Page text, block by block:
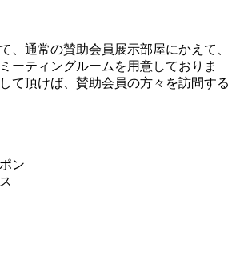
、通常の賛助会員展示部屋にかえて、
ーティングルームを用意しておりま
て頂けば、賛助会員の方々を訪問する
ン